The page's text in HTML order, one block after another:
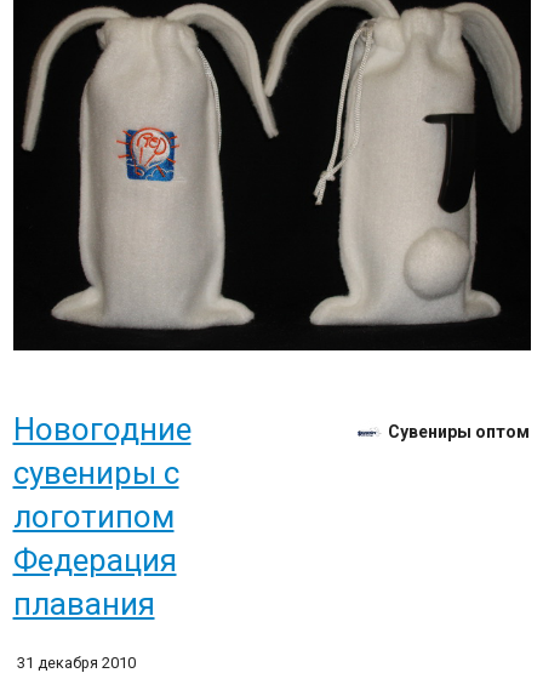
Новогодние
сувениры с
логотипом
Федерация
плавания
Сувениры оптом
31 декабря 2010